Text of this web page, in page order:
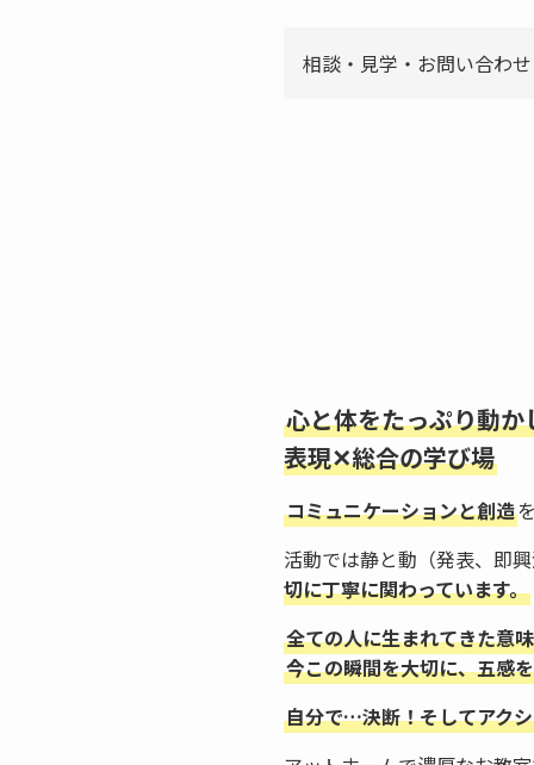
相談・見学・お問い合わ
心と体をたっぷり動か
表現✕総合の学び場
コミュニケーションと創造
活動では静と動（発表、即
切に丁寧に関わっています。
全ての人に生まれてきた意
今この瞬間を大切に、五感
自分で…決断！そしてアク